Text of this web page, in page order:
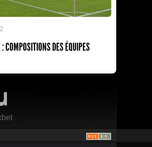
COMPOSITIONS DES ÉQUIPES